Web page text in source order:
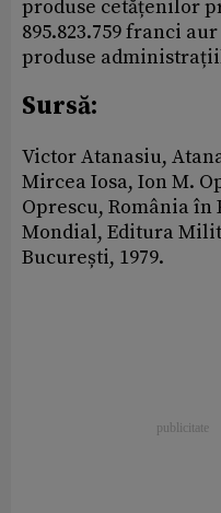
produse cetățenilor
895.823.759 franci
produse
Sursă:
Victor Atanasiu,
Mircea Iosa, Ion M.
Oprescu, România în
Mondial, Editura
București, 1979.